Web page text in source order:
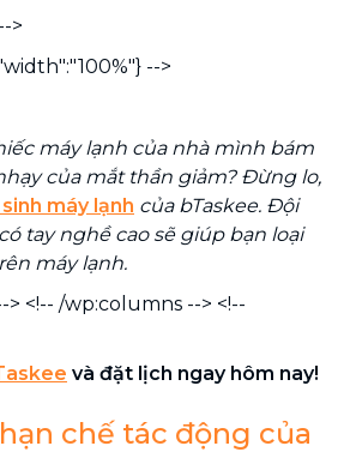
>
-->
máy lạnh của nhà mình bám
của mắt thần giảm? Đừng lo,
máy lạnh của bTaskee. Đội
tay nghề cao sẽ giúp bạn loại
máy lạnh.
<!-- /wp:columns --> <!--
và đặt lịch ngay hôm nay!
chế tác động của